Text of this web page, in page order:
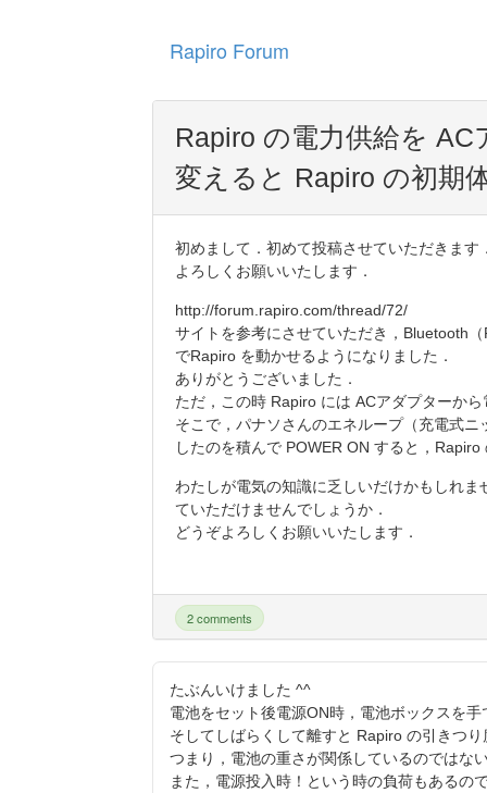
Rapiro Forum
Rapiro の電力供給を
変えると Rapiro の初期
初めまして．初めて投稿させていただきます
よろしくお願いいたします．
http://forum.rapiro.com/thread/72/
サイトを参考にさせていただき，Bluetooth
でRapiro を動かせるようになりました．
ありがとうございました．
ただ，この時 Rapiro には ACアダプターか
そこで，パナソさんのエネループ（充電式
したのを積んで POWER ON すると，
わたしが電気の知識に乏しいだけかもしれ
ていただけませんでしょうか．
どうぞよろしくお願いいたします．
2 comments
たぶんいけました ^^
電池をセット後電源ON時，電池ボックスを
そしてしばらくして離すと Rapiro の引きつ
つまり，電池の重さが関係しているのではな
また，電源投入時！という時の負荷もあるの